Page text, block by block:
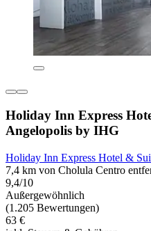
Holiday Inn Express
Angelopolis by IHG
Holiday Inn Express Hotel &
7,4 km von Cholula Centro
9,4/10
Außergewöhnlich
(1.205 Bewertungen)
63 €